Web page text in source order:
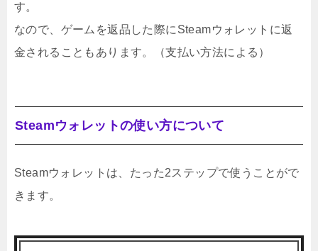
す。
なので、ゲームを返品した際にSteamウォレットに返
金されることもあります。（支払い方法による）
Steamウォレットの使い方について
Steamウォレットは、たった2ステップで使うことがで
きます。